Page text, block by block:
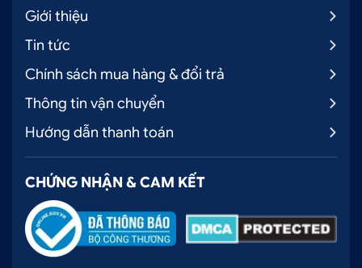
Giới thiệu
Tin tức
Chính sách mua hàng & đổi trả
Thông tin vận chuyển
Hướng dẫn thanh toán
CHỨNG NHẬN & CAM KẾT